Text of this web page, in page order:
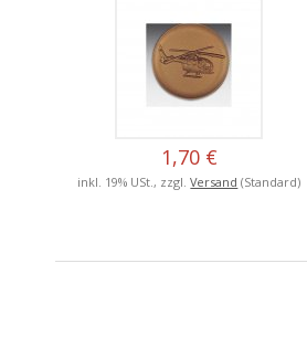
1,70 €
inkl. 19% USt., zzgl.Versand (Standard)